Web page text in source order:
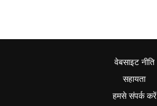
वेबसाइट नीति
सहायता
हमसे संपर्क करें